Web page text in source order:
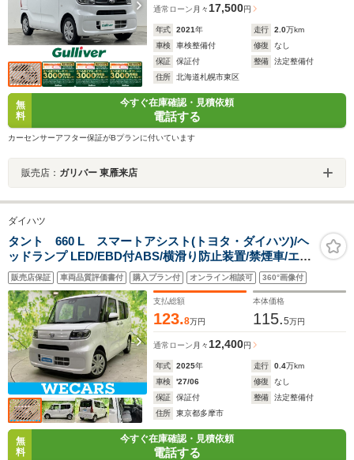
通常ローン 月々 17,500円
年式 2021年 走行 2.0万km
車検
車検整備付 修復
なし
保証
保証付 整備
法定整備付
住所
北海道札幌市東区
無
料
今すぐ在庫確認・見積依頼
電話する
カーセンサーアフター保証がBプランに付いています
販売店： ガリバー 東雁来店
ダイハツ
タント 660 L スマートアシスト(トヨタ・ダイハツ)/ヘ
ッドランプ LED/EBD付ABS/横滑り防止装置/禁煙車/エア
バッグ 運転席/エアバッグ 助手席/エアバッグ サイド/エン
ジンスタートボタン
販売店保証 車両品質評価書付 購入プラン付 オンライン相談可 360°画像付
支払総額
123.8万円
本体価格
115.5万円
通常ローン 月々 12,400円
年式 2025年 走行 0.4万km
車検
'27/06 修復
なし
保証
保証付 整備
法定整備付
住所
東京都多摩市
無
料
今すぐ在庫確認・見積依頼
電話する